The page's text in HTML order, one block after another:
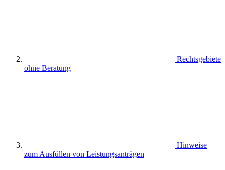
Rechtsgebiete
ohne Beratung
Hinweise
zum Ausfüllen von Leistungsanträgen